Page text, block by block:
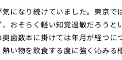
になり続けていました。東京
おそらく軽い知覚過敏だろう
歯数本に掛けては年月が経つ
い物を飲食する度に強く沁み